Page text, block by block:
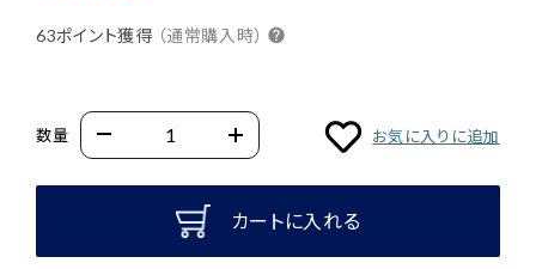
63ポイント獲得 （通常購入時）
数量 お気に入りに追加
カートに入れる